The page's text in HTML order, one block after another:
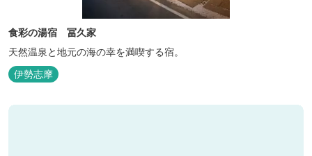
食彩の湯宿 冨久家
天然温泉と地元の海の幸を満喫する宿。
伊勢志摩